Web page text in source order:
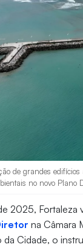
de grandes
no novo Plano
2025,
na Câmara
da Cidade, o